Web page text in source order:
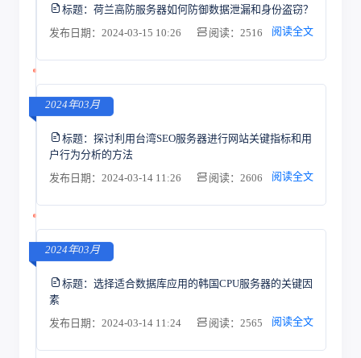
标题： 荷兰高防服务器如何防御数据泄漏和身份盗窃？
发布日期：2024-03-15 10:26
阅读：2516 阅读全文
2024年03月
标题： 探讨利用台湾SEO服务器进行网站关键指标和用
户行为分析的方法
发布日期：2024-03-14 11:26
阅读：2606 阅读全文
2024年03月
标题： 选择适合数据库应用的韩国CPU服务器的关键因
素
发布日期：2024-03-14 11:24
阅读：2565 阅读全文